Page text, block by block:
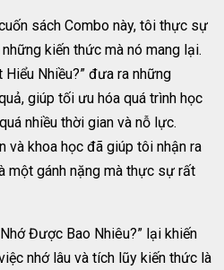
sách Combo này, tôi thực sự
kiến thức mà nó mang lại.
Nhiều?” đưa ra những
giúp tối ưu hóa quá trình học
nhiều thời gian và nỗ lực.
và khoa học đã giúp tôi nhận ra
một gánh nặng mà thực sự rất
Được Bao Nhiêu?” lại khiến
nhớ lâu và tích lũy kiến thức là